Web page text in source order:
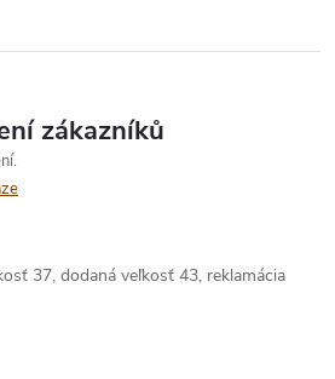
zákazníků
37, dodaná veľkosť 43, reklamácia